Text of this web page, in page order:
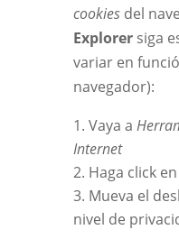
cookiesdel
Explorersiga
variar en
navegador):
Vaya a
Internet
Haga click en
Mueva el
nivel de